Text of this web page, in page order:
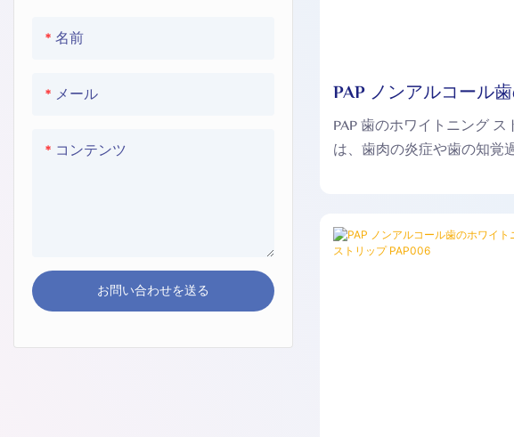
名前
メール
コンテンツ
お問い合わせを送る
PAP ノンアルコール
イトニング ドライ ス
PAP005
PAP 歯のホワイトニング ス
は、歯肉の炎症や歯の知覚